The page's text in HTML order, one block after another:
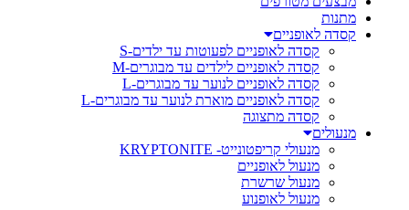
מתנות
קסדה לאופניים
קסדה לאופניים לפעוטות עד ילדים-S
קסדה לאופניים לילדים עד מבוגרים-M
קסדה לאופניים לנוער עד מבוגרים-L
קסדה לאופניים מוארת לנוער עד מבוגרים-L
קסדה מתצוגה
מנעולים
מנעולי קריפטונייט- KRYPTONITE
מנעול לאופניים
מנעול שרשרת
מנעול לאופנוע